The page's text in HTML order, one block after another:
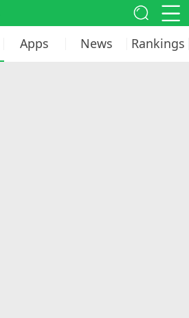
Apps News Rankings